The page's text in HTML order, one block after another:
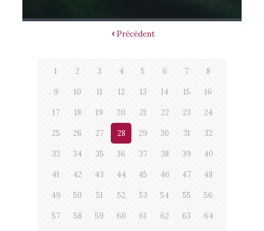
Précédent
1 2 3 4 5 6 7 8
9 10 11 12 13 14 15 16
17 18 19 20 21 22 23 24
25 26 27 28 29 30 31 32
33 34 35 36 37 38 39 40
41 42 43 44 45 46 47 48
49 50 51 52 53 54 55 56
57 58 59 60 61 62 63 64